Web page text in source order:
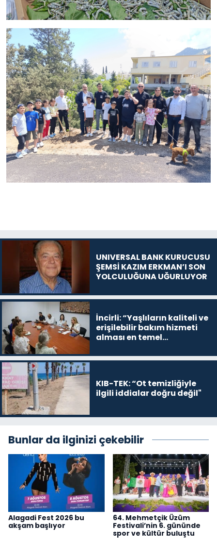
UNIVERSAL BANK KURUCUSU
ŞEMSİ KAZIM ERKMAN’I SON
YOLCULUĞUNA UĞURLUYOR
İncirli: “Yaşlıların kaliteli ve
erişilebilir bakım hizmeti
alması en temel
KIB-TEK: “Ot temizliğiyle
ilgili iddialar doğru değil"
Bunlar da ilginizi çekebilir
Alagadi Fest 2026 bu
akşam başlıyor
64. Mehmetçik Üzüm
Festivali’nin 6. gününde
spor ve kültür buluştu